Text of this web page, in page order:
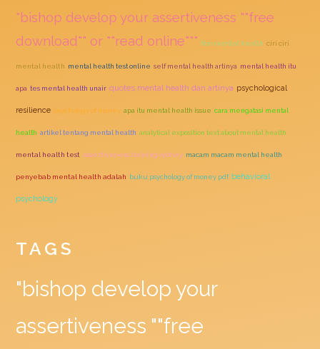
"bishop develop your assertiveness ""free
download"" or ""read online""" film mental health ciri ciri
mental health mental health test online self mental health artinya mental health itu
apa tes mental health unair quotes mental health dan artinya psychological
resilience psychology of money apa itu mental health issue cara mengatasi mental
health artikel tentang mental health analytical exposition text about mental health
mental health test assertiveness training sydney macam macam mental health
penyebab mental health adalah buku psychology of money pdf behavioral
psychology
TAGS
"bishop develop your
assertiveness ""free